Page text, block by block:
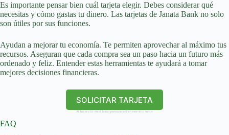
Es importante pensar bien cuál tarjeta elegir. Debes considerar qué
necesitas y cómo gastas tu dinero. Las tarjetas de Janata Bank no solo
son útiles por sus funciones.
Ayudan a mejorar tu economía. Te permiten aprovechar al máximo tus
recursos. Aseguran que cada compra sea un paso hacia un futuro más
ordenado y feliz. Entender estas herramientas te ayudará a tomar
mejores decisiones financieras.
SOLICITAR TARJETA
Al hacer clic en el botón permanecerá en este sitio web.v
FAQ